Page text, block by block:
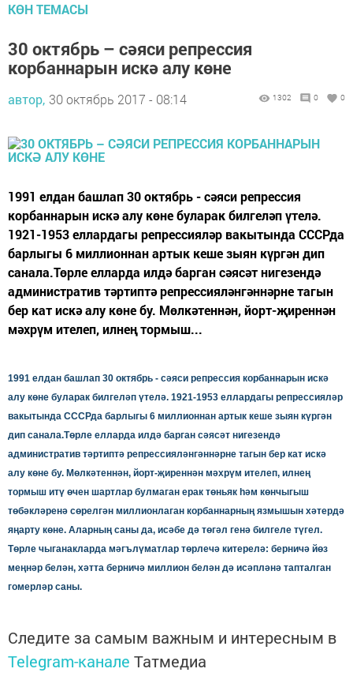
КӨН ТЕМАСЫ
30 октябрь – сәяси репрессия
корбаннарын искә алу көне
автор, 30 октябрь 2017 - 08:14 1302 0 0
1991 елдан башлап 30 октябрь - сәяси репрессия
корбаннарын искә алу көне буларак билгеләп үтелә.
1921-1953 еллардагы репрессияләр вакытында СССРда
барлыгы 6 миллионнан артык кеше зыян күргән дип
санала.Төрле елларда илдә барган сәясәт нигезендә
административ тәртиптә репрессияләнгәннәрне тагын
бер кат искә алу көне бу. Мөлкәтеннән, йорт-җиреннән
мәхрүм ителеп, илнең тормыш...
1991 елдан башлап 30 октябрь - сәяси репрессия корбаннарын искә
алу көне буларак билгеләп үтелә. 1921-1953 еллардагы репрессияләр
вакытында СССРда барлыгы 6 миллионнан артык кеше зыян күргән
дип санала.Төрле елларда илдә барган сәясәт нигезендә
административ тәртиптә репрессияләнгәннәрне тагын бер кат искә
алу көне бу. Мөлкәтеннән, йорт-җиреннән мәхрүм ителеп, илнең
тормыш итү өчен шартлар булмаган ерак төньяк һәм көнчыгыш
төбәкләренә сөрелгән миллионлаган корбаннарның язмышын хәтердә
яңарту көне. Аларның саны да, исәбе дә төгәл генә билгеле түгел.
Төрле чыганакларда мәгълүматлар төрлечә китерелә: берничә йөз
меңнәр белән, хәтта берничә миллион белән дә исәпләнә тапталган
гомерләр саны.
Следите за самым важным и интересным в
Telegram-канале Татмедиа